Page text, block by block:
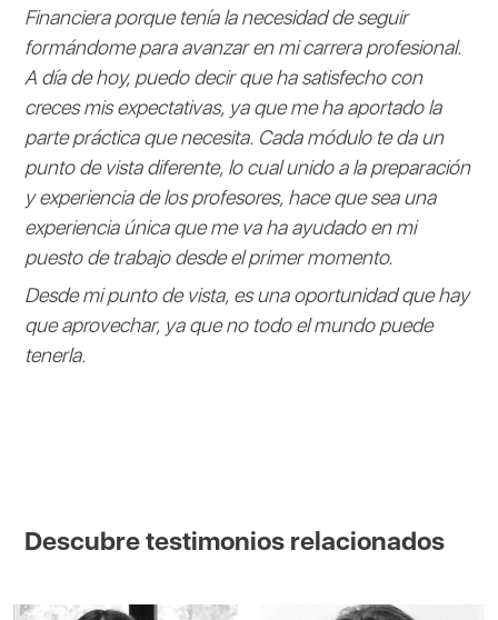
Financiera porque tenía la necesidad de seguir
formándome para avanzar en mi carrera profesional.
A día de hoy, puedo decir que ha satisfecho con
creces mis expectativas, ya que me ha aportado la
parte práctica que necesita. Cada módulo te da un
punto de vista diferente, lo cual unido a la preparación
y experiencia de los profesores, hace que sea una
experiencia única que me va ha ayudado en mi
puesto de trabajo desde el primer momento.
Desde mi punto de vista, es una oportunidad que hay
que aprovechar, ya que no todo el mundo puede
tenerla.
Descubre testimonios relacionados